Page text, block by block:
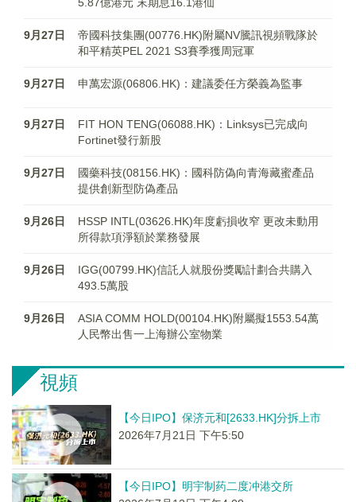
9月27日
帝國科技集團(00776.HK)附屬NV騰訊視頻戰隊於
和平精英PEL 2021 S3賽季獲周冠軍
9月27日 申萬宏源(06806.HK)：建議委任方榮義為監事
9月27日
FIT HON TENG(06088.HK)：Linksys已完成向
Fortinet發行新股
9月27日
國藥科技(08156.HK)：國科防偽向青海藏蜜產品
提供創新型防偽產品
9月26日
HSSP INTL(03626.HK)年度虧損收窄 更改未動用
所得款項淨額於業務發展
9月26日
IGG(00799.HK)信託人就股份獎勵計劃合共購入
493.5萬股
9月26日
ASIA COMM HOLD(00104.HK)附屬擬1553.54萬
人民幣出售一上海辦公室物業
視頻
【今日IPO】保济元和[2633.HK]分拆上市
2026年7月21日 下午5:50
【今日IPO】明宇制药二度冲港交所